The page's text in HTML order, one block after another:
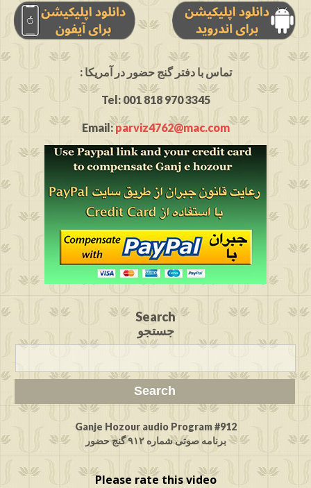
: تماس با دفتر گنج حضور در آمریکا
Tel: 001 818 970 3345
Email:parviz4762@mac.com
Search
جستجو
Ganje Hozour audio Program #912
برنامه صوتی شماره ۹۱۲ گنج حضور
Please rate this video